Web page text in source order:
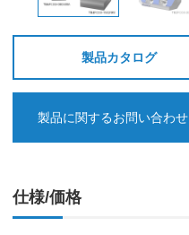
製品カタログ
製品に関するお問い合わせ
仕様/価格